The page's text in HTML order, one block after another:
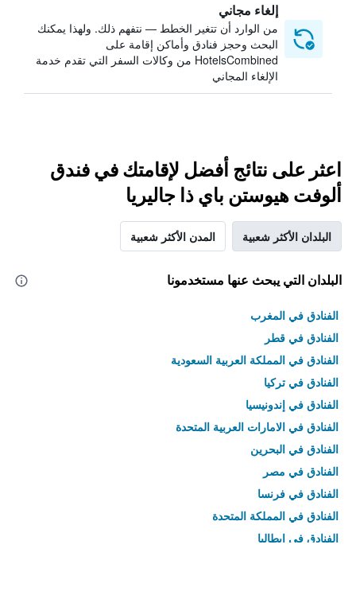
إلغاء مجاني
من الوارد أن تتغير الخطط — نتفهم ذلك. ولهذا يمكنك
البحث وحجز فنادق وأماكن إقامة على
HotelsCombined من وكالات السفر التي تقدم خدمة
الإلغاء المجاني
اعثر على نتائج أفضل لإقامتك في فندق
ألوفت هيوستن باي ذا جاليريا
البلدان الأكثر شعبية المدن الأكثر شعبية
البلدان التي يبحث عنها مستخدمونا
الفنادق في المغرب
الفنادق في قطر
الفنادق في المملكة العربية السعودية
الفنادق في تركيا
الفنادق في إندونيسيا
الفنادق في الامارات العربية المتحدة
الفنادق في البحرين
الفنادق في مصر
الفنادق في فرنسا
الفنادق في المملكة المتحدة
الفنادق في إيطاليا